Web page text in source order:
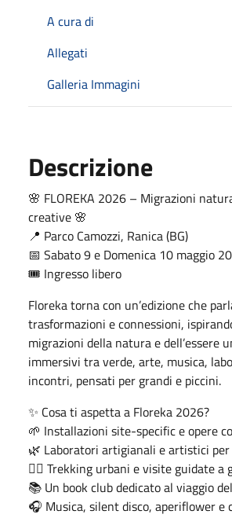
A cura di
Allegati
Galleria Immagini
Descrizione
🌸 FLOREKA 2026 – Migrazioni
creative 🌸
📍 Parco Camozzi, Ranica (BG)
📅 Sabato 9 e Domenica 10 maggio
🎟️ Ingresso libero
Floreka torna con un’edizione che
trasformazioni e connessioni,
migrazioni della natura e dell’essere
immersivi tra verde, arte, musica,
incontri, pensati per grandi e piccini.
✨ Cosa ti aspetta a Floreka 2026?
🌱 Installazioni site-specific e opere
🌿 Laboratori artigianali e artistici
🚶‍♀️ Trekking urbani e visite guidate a
📚 Un book club dedicato al viaggio
🎧 Musica, silent disco, aperiflower e